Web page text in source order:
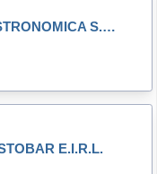
ANDROMACA GASTRONOMICA S.A.C.
E.I.R.L.